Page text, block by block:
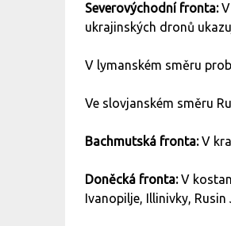
Severovýchodní fronta:
ukrajinských dronů
V lymanském směru
Ve slovjanském směru
Bachmutská fronta:V
Doněcká fronta:V
Ivanopilje, Illinivky,